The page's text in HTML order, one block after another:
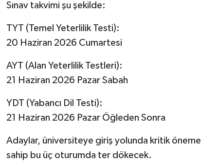
Sınav takvimi şu şekilde:
TYT (Temel Yeterlilik Testi):
20 Haziran 2026 Cumartesi
AYT (Alan Yeterlilik Testleri):
21 Haziran 2026 Pazar Sabah
YDT (Yabancı Dil Testi):
21 Haziran 2026 Pazar Öğleden Sonra
Adaylar, üniversiteye giriş yolunda kritik öneme
sahip bu üç oturumda ter dökecek.